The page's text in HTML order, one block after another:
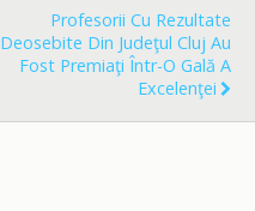
Profesorii Cu Rezultate
Deosebite Din Judeţul Cluj Au
Fost Premiaţi Într-O Gală A
Excelenţei